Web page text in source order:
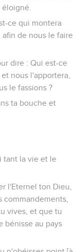
ce qui montera
de nous le faire
dire : Qui est-ce
nous l'apportera,
le fassions ?
ta bouche et
tant la vie et le
l'Eternel ton Dieu,
commandements,
vives, et que tu
bénisse au pays